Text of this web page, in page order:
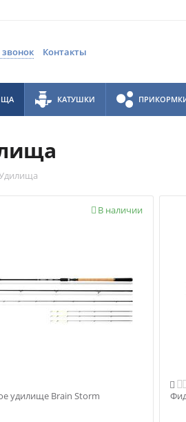
Контакты
КАТУШКИ
В наличии

удилище Brain Storm
